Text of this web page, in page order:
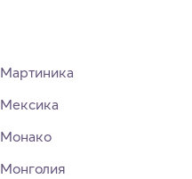
Мартиника
Мексика
Монако
Монголия